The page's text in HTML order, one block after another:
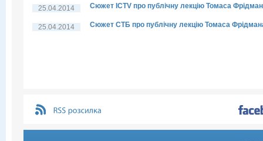
25.04.2014 Сюжет ICTV про публічну лекцію Томаса
25.04.2014 Сюжет СТБ про публічну лекцію Томаса